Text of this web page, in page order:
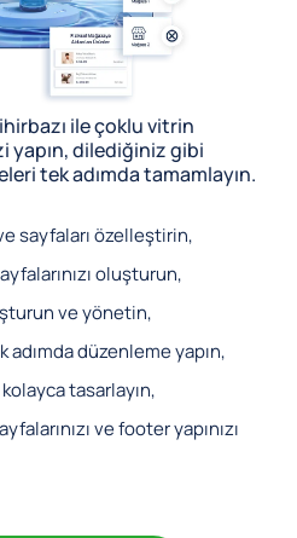
ile çoklu vitrin
yapın, dilediğiniz gibi
tek adımda tamamlayın.
sayfaları özelleştirin,
oluşturun,
ve yönetin,
adımda düzenleme yapın,
tasarlayın,
ve footer yapınızı